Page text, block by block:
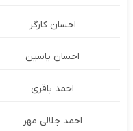
احسان کارگر
احسان یاسین
احمد باقری
احمد جلالی مهر